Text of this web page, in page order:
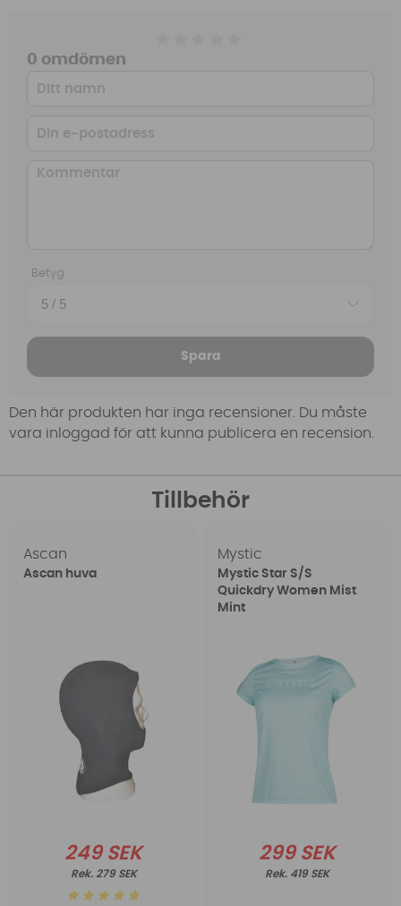
0 omdömen
Betyg
Spara
Den här produkten har inga recensioner. Du måste
vara inloggad för att kunna publicera en recension.
Tillbehör
Ascan
Ascan huva
249 SEK
279 SEK
Mystic
Mystic Star S/S
Quickdry Women Mist
Mint
299 SEK
419 SEK